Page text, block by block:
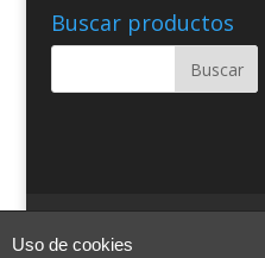
Buscar productos
Contacto
Uso de cookies